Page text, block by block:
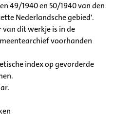
49/1940 en 50/1940 van den
Nederlandsche gebied'.
van dit werkje is in de
voorhanden
index op gevorderde